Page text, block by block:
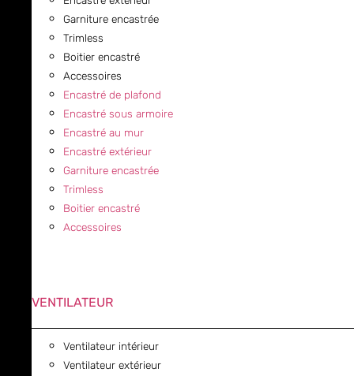
Garniture encastrée
Trimless
Boitier encastré
Accessoires
Encastré de plafond
Encastré sous armoire
Encastré au mur
Encastré extérieur
Garniture encastrée
Trimless
Boitier encastré
Accessoires
VENTILATEUR
Ventilateur intérieur
Ventilateur extérieur